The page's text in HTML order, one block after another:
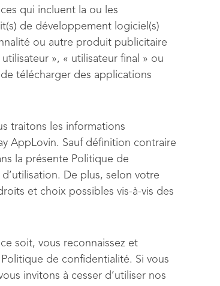
qui incluent la ou les
de développement logiciel(s)
ou autre produit publicitaire
», « utilisateur final » ou
télécharger des applications
traitons les informations
AppLovin. Sauf définition contraire
la présente Politique de
De plus, selon votre
et choix possibles vis-à-vis des
soit, vous reconnaissez et
de confidentialité. Si vous
invitons à cesser d’utiliser nos